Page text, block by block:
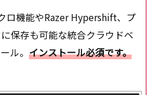
クロ機能やRazer Hypershift、プ
保存も可能な統合クラウドベ
ル。 インストール必須です。